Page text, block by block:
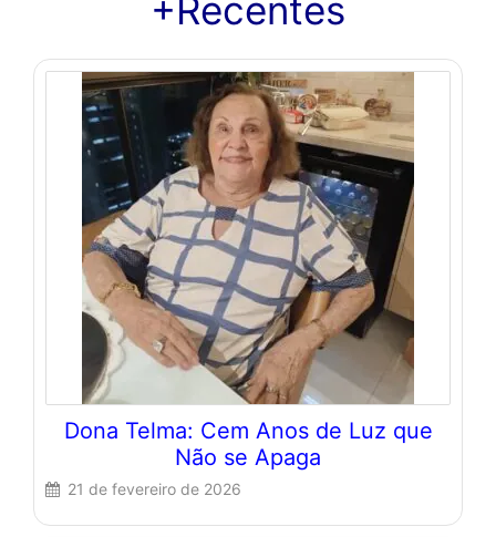
+Recentes
Dona Telma: Cem Anos de Luz que
Não se Apaga
21 de fevereiro de 2026